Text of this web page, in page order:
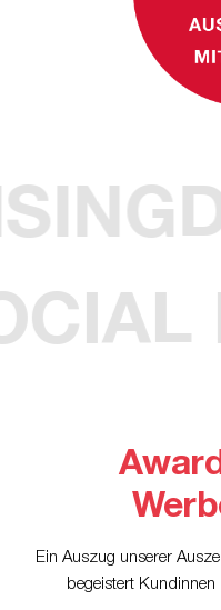
Ein Auszug unserer
begeistert